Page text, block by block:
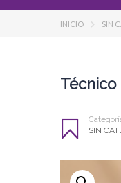
INICIO SIN
Técnico
SIN